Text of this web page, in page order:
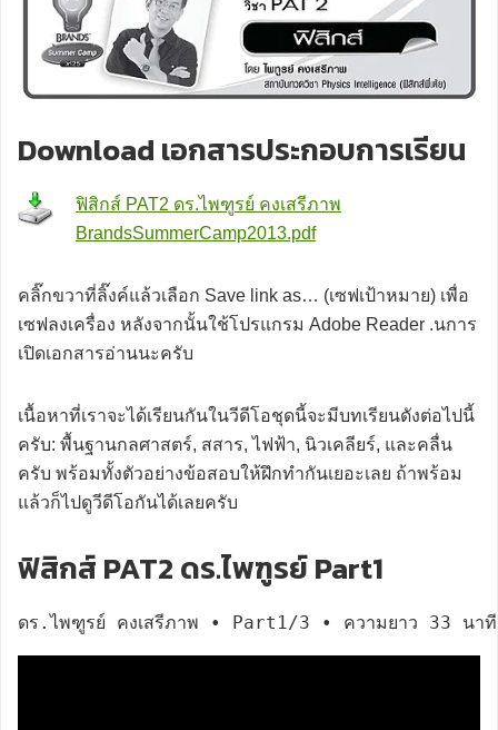
Download เอกสารประกอบการเรียน
ฟิสิกส์ PAT2 ดร.ไพฑูรย์ คงเสรีภาพ
BrandsSummerCamp2013.pdf
คลิ๊กขวาที่ลิ๊งค์แล้วเลือก Save link as… (เซฟเป้าหมาย) เพื่อ
เซฟลงเครื่อง หลังจากนั้นใช้โปรแกรม Adobe Reader .นการ
เปิดเอกสารอ่านนะครับ
เนื้อหาที่เราจะได้เรียนกันในวีดีโอชุดนี้จะมีบทเรียนดังต่อไปนี้
ครับ: พื้นฐานกลศาสตร์, สสาร, ไฟฟ้า, นิวเคลียร์, และคลื่น
ครับ พร้อมทั้งตัวอย่างข้อสอบให้ฝึกทำกันเยอะเลย ถ้าพร้อม
แล้วก็ไปดูวีดีโอกันได้เลยครับ
ฟิสิกส์ PAT2 ดร.ไพฑูรย์ Part1
ดร.ไพฑูรย์ คงเสรีภาพ • Part1/3 • ความยาว 33 นาที